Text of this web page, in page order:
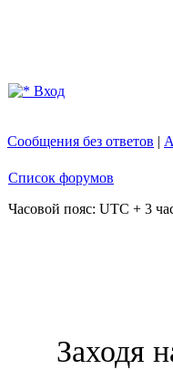
Вход
Сообщения без ответов |
Список форумов
Часовой пояс: UTC + 3
Заходя